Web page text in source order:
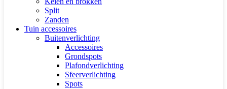
Split
Zanden
Tuin accessoires
Buitenverlichting
Accessoires
Grondspots
Plafondverlichting
Sfeerverlichting
Spots